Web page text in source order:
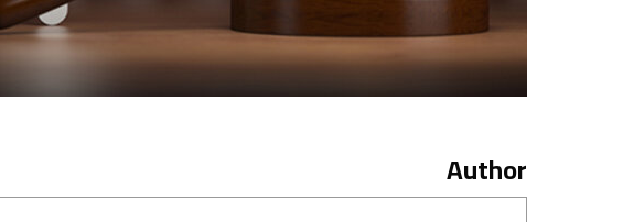
Author